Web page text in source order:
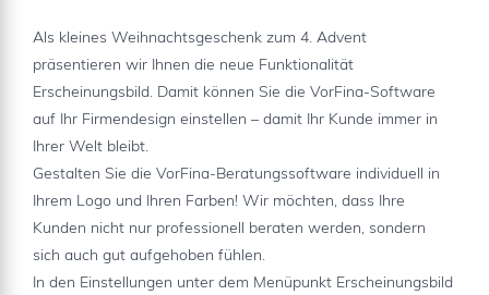
Als kleines Weihnachtsgeschenk zum 4. Advent
präsentieren wir Ihnen die neue Funktionalität
Erscheinungsbild. Damit können Sie die VorFina-Software
auf Ihr Firmendesign einstellen – damit Ihr Kunde immer in
Ihrer Welt bleibt.
Gestalten Sie die VorFina-Beratungssoftware individuell in
Ihrem Logo und Ihren Farben! Wir möchten, dass Ihre
Kunden nicht nur professionell beraten werden, sondern
sich auch gut aufgehoben fühlen.
In den Einstellungen unter dem Menüpunkt Erscheinungsbild